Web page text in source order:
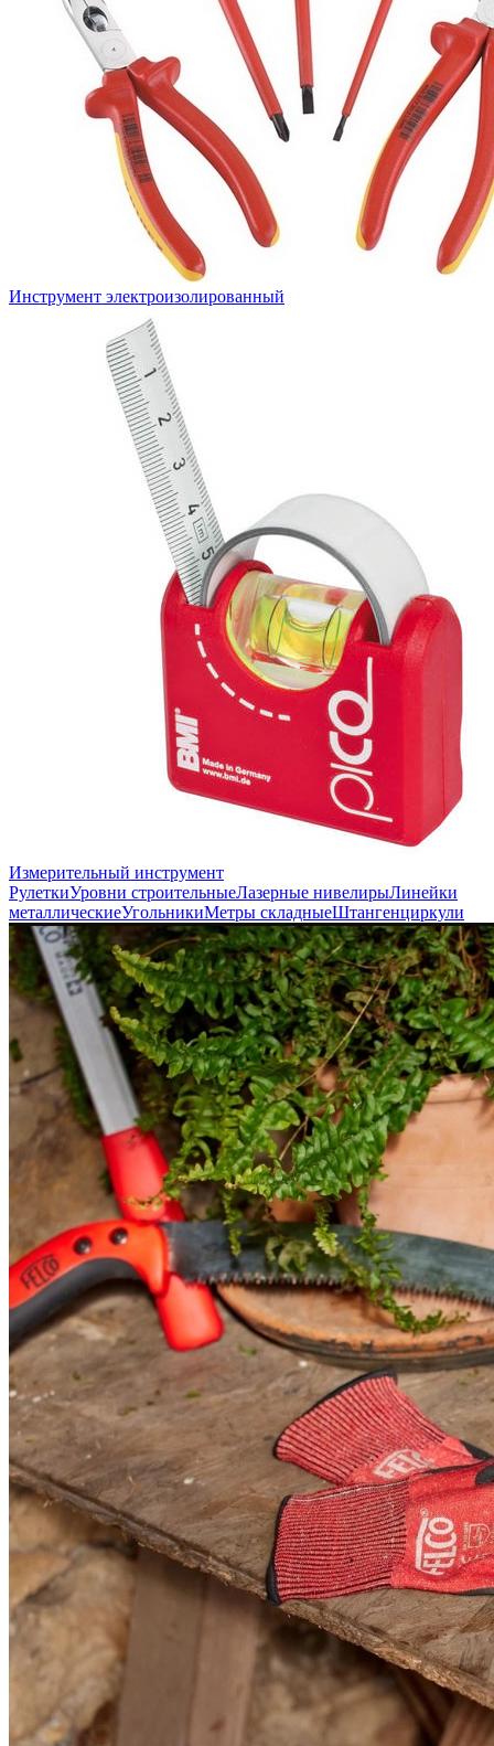
Инструмент электроизолированный
Измерительный инструмент
РулеткиУровни строительныеЛазерные нивелирыЛинейки
металлическиеУгольникиМетры складныеШтангенциркули